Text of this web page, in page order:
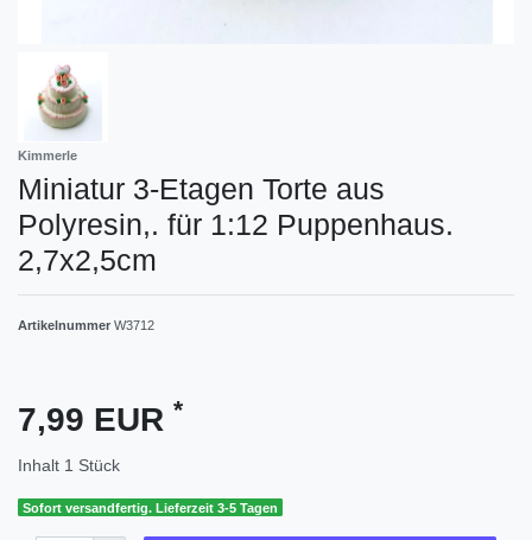
Kimmerle
Miniatur 3-Etagen Torte aus
Polyresin,. für 1:12 Puppenhaus.
2,7x2,5cm
Artikelnummer W3712
7,99 EUR *
Inhalt 1 Stück
Sofort versandfertig. Lieferzeit 3-5 Tagen